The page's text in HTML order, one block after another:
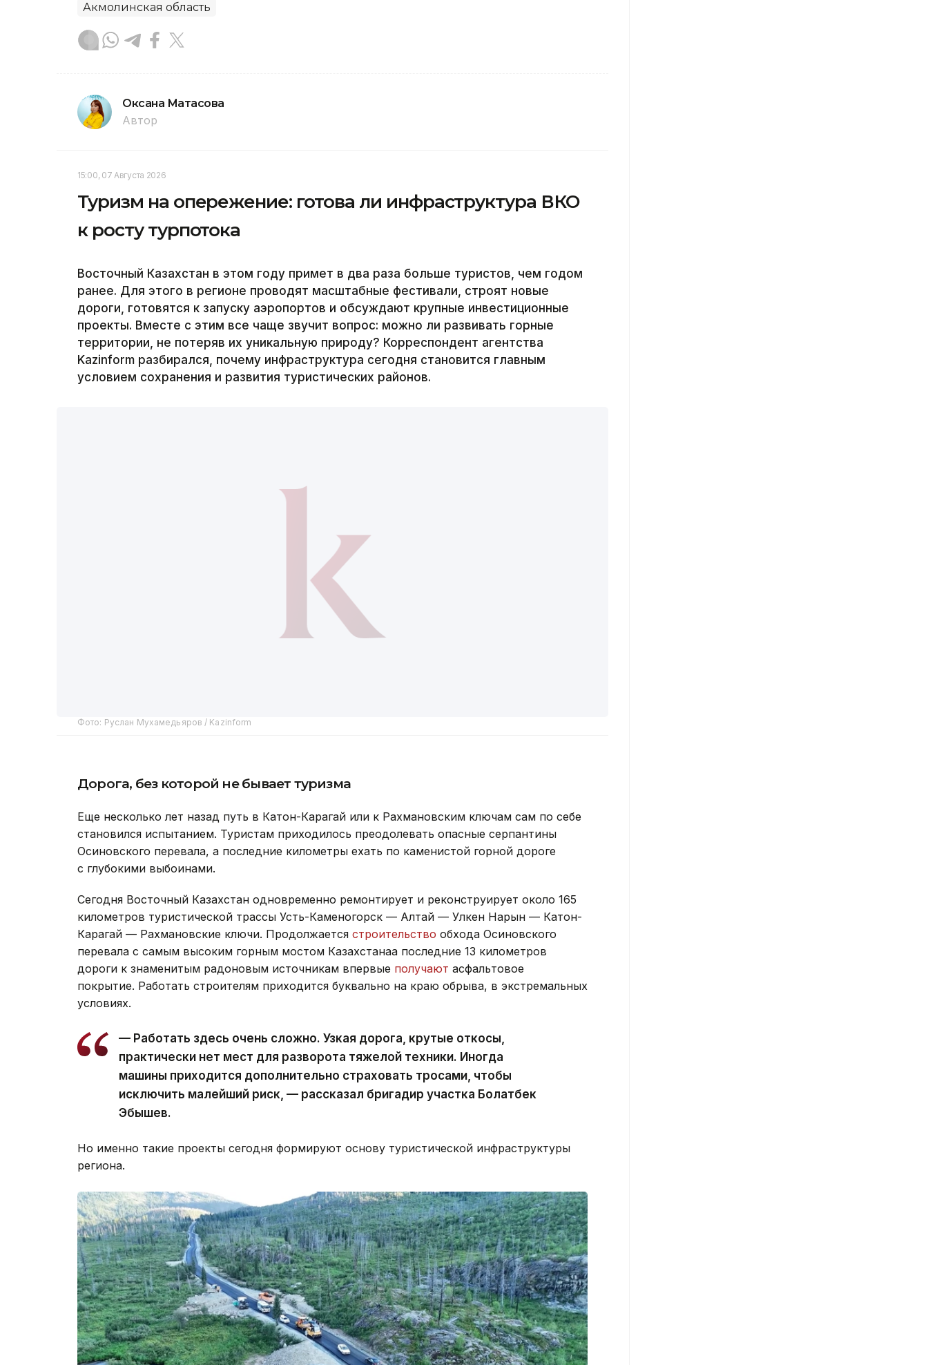
Акмолинская область
Оксана Матасова
Автор
15:00, 07 Августа 2026
Туризм на опережение: готова ли инфраструктура ВКО
к росту турпотока
Восточный Казахстан в этом году примет в два раза больше туристов, чем годом
ранее. Для этого в регионе проводят масштабные фестивали, строят новые
дороги, готовятся к запуску аэропортов и обсуждают крупные инвестиционные
проекты. Вместе с этим все чаще звучит вопрос: можно ли развивать горные
территории, не потеряв их уникальную природу? Корреспондент агентства
Kazinform разбирался, почему инфраструктура сегодня становится главным
условием сохранения и развития туристических районов.
Фото: Руслан Мухамедьяров / Kazinform
Дорога, без которой не бывает туризма
Еще несколько лет назад путь в Катон-Карагай или к Рахмановским ключам сам по себе
становился испытанием. Туристам приходилось преодолевать опасные серпантины
Осиновского перевала, а последние километры ехать по каменистой горной дороге
с глубокими выбоинами.
Сегодня Восточный Казахстан одновременно ремонтирует и реконструирует около 165
километров туристической трассы Усть-Каменогорск — Алтай — Улкен Нарын — Катон-
Карагай — Рахмановские ключи. Продолжается строительство обхода Осиновского
перевала с самым высоким горным мостом Казахстанаа последние 13 километров
дороги к знаменитым радоновым источникам впервые получают асфальтовое
покрытие. Работать строителям приходится буквально на краю обрыва, в экстремальных
условиях.
— Работать здесь очень сложно. Узкая дорога, крутые откосы,
практически нет мест для разворота тяжелой техники. Иногда
машины приходится дополнительно страховать тросами, чтобы
исключить малейший риск, — рассказал бригадир участка Болатбек
Эбышев.
Но именно такие проекты сегодня формируют основу туристической инфраструктуры
региона.